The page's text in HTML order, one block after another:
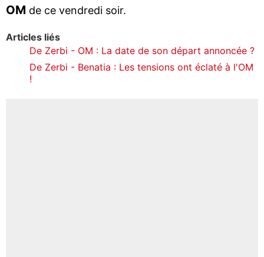
OM de ce vendredi soir.
Articles liés
De Zerbi - OM : La date de son départ annoncée ?
De Zerbi - Benatia : Les tensions ont éclaté à l'OM
!